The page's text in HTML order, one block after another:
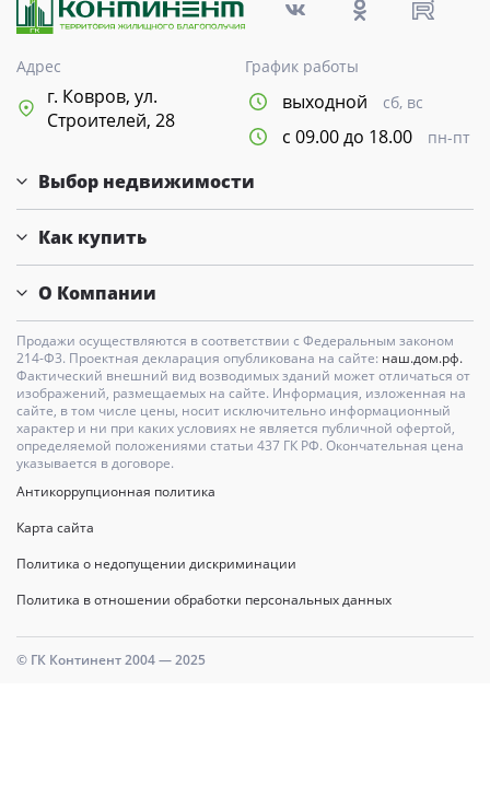
Адрес
г. Ковров, ул.
Строителей, 28
График работы
выходной сб, вс
с 09.00 до 18.00 пн-пт
Выбор недвижимости
Как купить
О Компании
Продажи осуществляются в соответствии с Федеральным законом
214-Ф3. Проектная декларация опубликована на сайте: наш.дом.рф.
Фактический внешний вид возводимых зданий может отличаться от
изображений, размещаемых на сайте. Информация, изложенная на
сайте, в том числе цены, носит исключительно информационный
характер и ни при каких условиях не является публичной офертой,
определяемой положениями статьи 437 ГК РФ. Окончательная цена
указывается в договоре.
Антикоррупционная политика
Карта сайта
Политика о недопущении дискриминации
Политика в отношении обработки персональных данных
© ГК Континент 2004 — 2025